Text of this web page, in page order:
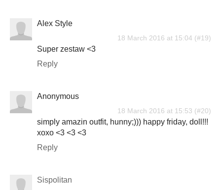
Alex Style
18 March 2016 at 15:04
Super zestaw <3
Reply
Anonymous
18 March 2016 at 15:53
simply amazin outfit, hunny;))) happy friday, doll!!!
xoxo <3 <3 <3
Reply
Sispolitan